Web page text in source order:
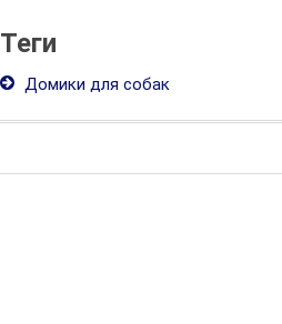
Теги
Домики для собак